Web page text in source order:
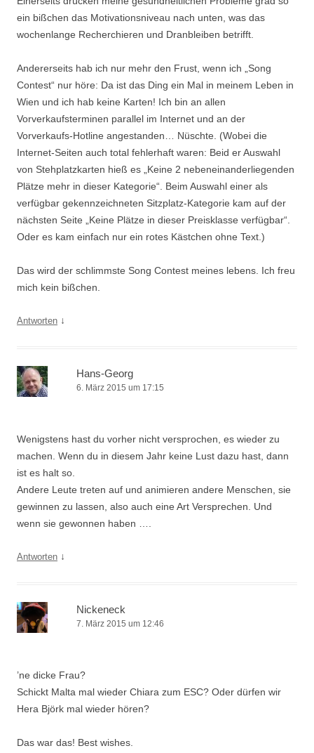
ein bißchen das Motivationsniveau nach unten, was das
wochenlange Recherchieren und Dranbleiben betrifft.
Andererseits hab ich nur mehr den Frust, wenn ich „Song
Contest“ nur höre: Da ist das Ding ein Mal in meinem Leben in
Wien und ich hab keine Karten! Ich bin an allen
Vorverkaufsterminen parallel im Internet und an der
Vorverkaufs-Hotline angestanden… Nüschte. (Wobei die
Internet-Seiten auch total fehlerhaft waren: Beid er Auswahl
von Stehplatzkarten hieß es „Keine 2 nebeneinanderliegenden
Plätze mehr in dieser Kategorie“. Beim Auswahl einer als
verfügbar gekennzeichneten Sitzplatz-Kategorie kam auf der
nächsten Seite „Keine Plätze in dieser Preisklasse verfügbar“.
Oder es kam einfach nur ein rotes Kästchen ohne Text.)
Das wird der schlimmste Song Contest meines lebens. Ich freu
mich kein bißchen.
Antworten ↓
Hans-Georg
6. März 2015 um 17:15
Wenigstens hast du vorher nicht versprochen, es wieder zu
machen. Wenn du in diesem Jahr keine Lust dazu hast, dann
ist es halt so.
Andere Leute treten auf und animieren andere Menschen, sie
gewinnen zu lassen, also auch eine Art Versprechen. Und
wenn sie gewonnen haben ….
Antworten ↓
Nickeneck
7. März 2015 um 12:46
’ne dicke Frau?
Schickt Malta mal wieder Chiara zum ESC? Oder dürfen wir
Hera Björk mal wieder hören?
Das war das! Best wishes.